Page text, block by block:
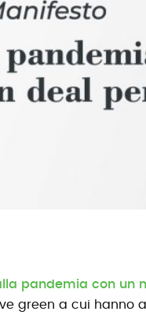
pandemia con un
green a cui hanno